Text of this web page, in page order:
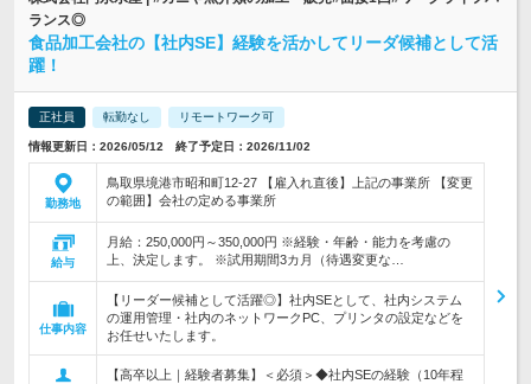
ランス◎
食品加工会社の【社内SE】経験を活かしてリーダ候補として活
躍！
正社員 転勤なし リモートワーク可
情報更新日：2026/05/12 終了予定日：2026/11/02
勤務地
鳥取県境港市昭和町12-27 【雇入れ直後】上記の事業所 【変更
の範囲】会社の定める事業所
給与
月給：250,000円～350,000円 ※経験・年齢・能力を考慮の
上、決定します。 ※試用期間3カ月（待遇変更な…
仕事内容
【リーダー候補として活躍◎】社内SEとして、社内システム
の運用管理・社内のネットワークPC、プリンタの設定などを
お任せいたします。
【高卒以上｜経験者募集】＜必須＞◆社内SEの経験（10年程